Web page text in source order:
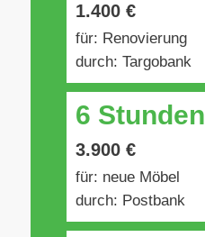
1.400 €
für: Renovierung
durch: Targobank
6 Stunden
3.900 €
für: neue Möbel
durch: Postbank